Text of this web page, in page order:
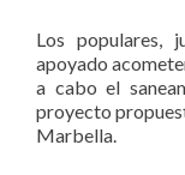
Los populares,
apoyado
a cabo el
proyecto
Marbella.